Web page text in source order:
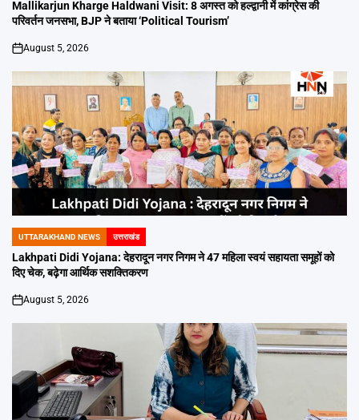
Mallikarjun Kharge Haldwani Visit: 8 अगस्त को हल्द्वानी में कांग्रेस की
परिवर्तन जनसभा, BJP ने बताया ‘Political Tourism’
on
August 5, 2026
POSTED
IN
UTTARAKHAND NEWS उत्तराखंड
Lakhpati Didi Yojana: देहरादून नगर निगम ने 47 महिला स्वयं सहायता समूहों को
दिए चेक, बढ़ेगा आर्थिक सशक्तिकरण
on
August 5, 2026